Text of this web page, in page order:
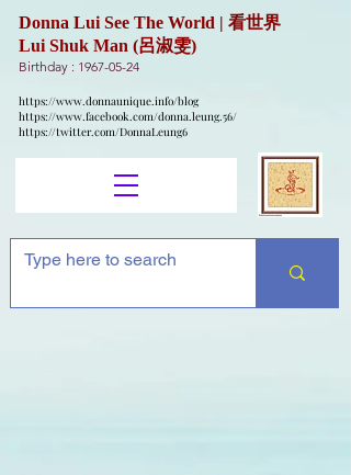
Donna Lui See The World | 看世界
Lui Shuk Man (呂淑雯)
Birthday : 1967-05-24
https://www.donnaunique.info/blog
https://www.facebook.com/donna.leung.56/
https://twitter.com/DonnaLeung6